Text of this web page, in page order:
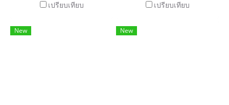
เปรียบเทียบ เปรียบเทียบ
New New